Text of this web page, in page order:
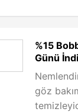
%15
Günü
göz